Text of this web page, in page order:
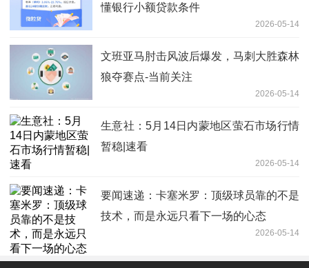
懂银行小额贷款条件
2026-05-14
文班亚马肘击风波后爆发，马刺大胜森林
狼夺赛点-当前关注
2026-05-14
生意社：5月14日内蒙地区萤石市场行情
暂稳|速看
2026-05-14
要闻速递：卡塞米罗：顶级球员靠的不是
技术，而是永远只看下一场的心态
2026-05-14